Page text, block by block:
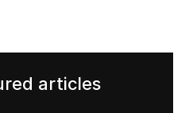
articles